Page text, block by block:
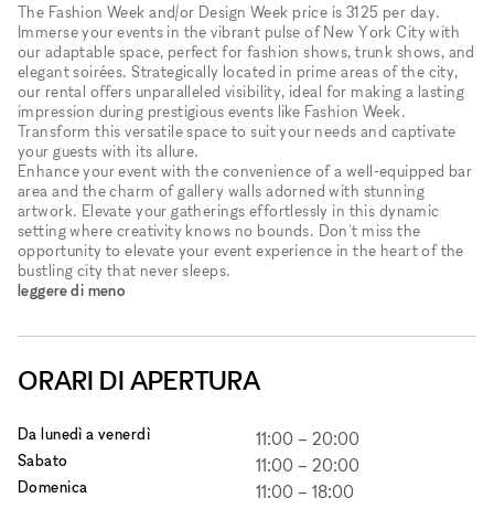
The Fashion Week and/or Design Week price is 3125 per day.
Immerse your events in the vibrant pulse of New York City with
our adaptable space, perfect for fashion shows, trunk shows, and
elegant soirées. Strategically located in prime areas of the city,
our rental offers unparalleled visibility, ideal for making a lasting
impression during prestigious events like Fashion Week.
Transform this versatile space to suit your needs and captivate
your guests with its allure.
Enhance your event with the convenience of a well-equipped bar
area and the charm of gallery walls adorned with stunning
artwork. Elevate your gatherings effortlessly in this dynamic
setting where creativity knows no bounds. Don't miss the
opportunity to elevate your event experience in the heart of the
bustling city that never sleeps.
leggere di meno
ORARI DI APERTURA
Da lunedì a venerdì 11:00 – 20:00
Sabato 11:00 – 20:00
Domenica 11:00 – 18:00